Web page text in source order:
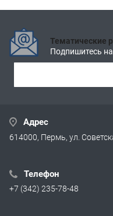
Тематические
Подпишитесь
Адрес
614000, Пермь, ул.
Телефон
+7 (342) 235-78-48